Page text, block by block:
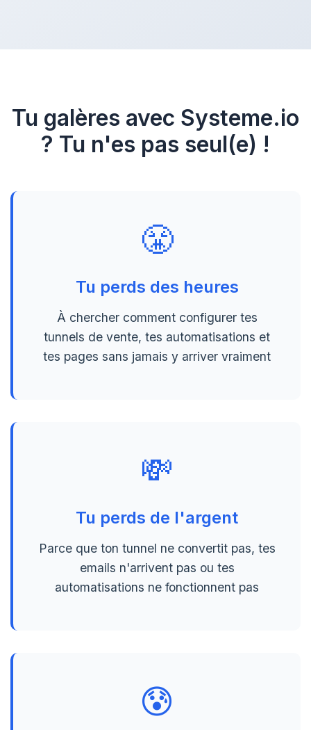
Tu galères avec Systeme.io
? Tu n'es pas seul(e) !
😤
Tu perds des heures
À chercher comment configurer tes
tunnels de vente, tes automatisations et
tes pages sans jamais y arriver vraiment
💸
Tu perds de l'argent
Parce que ton tunnel ne convertit pas, tes
emails n'arrivent pas ou tes
automatisations ne fonctionnent pas
😰